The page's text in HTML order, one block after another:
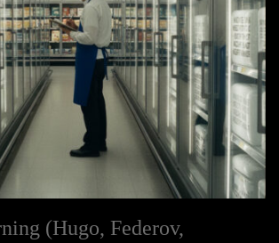
(Hugo, Federov,